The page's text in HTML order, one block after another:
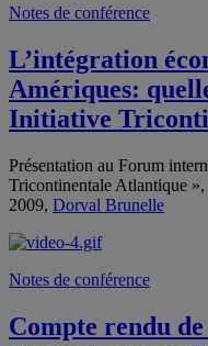
Notes de conférence
L’intégration
Amériques:
Initiative
Présentation au Forum
Tricontinentale Atlantique
2009, Dorval Brunelle
Notes de conférence
Compte rendu